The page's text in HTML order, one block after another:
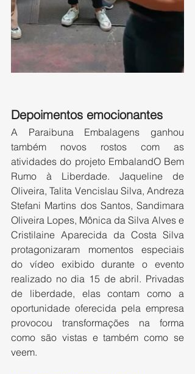
Depoimentos emocionantes
A Paraibuna Embalagens ganhou
também novos rostos com as
atividades do projeto EmbalandO Bem
Rumo à Liberdade. Jaqueline de
Oliveira, Talita Vencislau Silva, Andreza
Stefani Martins dos Santos, Sandimara
Oliveira Lopes, Mônica da Silva Alves e
Cristilaine Aparecida da Costa Silva
protagonizaram momentos especiais
do vídeo exibido durante o evento
realizado no dia 15 de abril. Privadas
de liberdade, elas contam como a
oportunidade oferecida pela empresa
provocou transformações na forma
como são vistas e também como se
veem.